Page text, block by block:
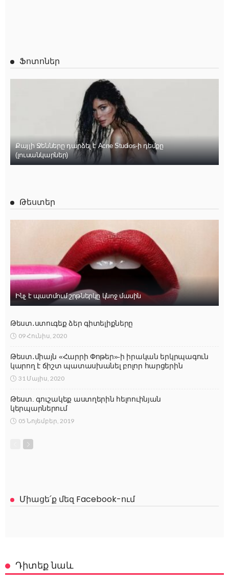
Ֆոտոներ
Քայլի Ջենները դարձել է Acne Studios-ի դեմքը
(լուսանկարներ)
Թեստեր
Ինչ է պատմում շրթներկը կնոջ մասին
Թեստ․ստուգեք ձեր գիտելիքները
09 Հունիս, 2020
Թեստ․միայն «Հարրի Փոթեր»-ի իրական երկրպագուն
կարող է ճիշտ պատասխանել բոլոր հարցերին
31 Մայիս, 2020
Թեստ. գուշակեք աստղերին հելոուինյան
կերպարներում
05 Նոյեմբեր, 2019
Միացե՛ք մեզ Facebook-ում
Դիտեք նաև